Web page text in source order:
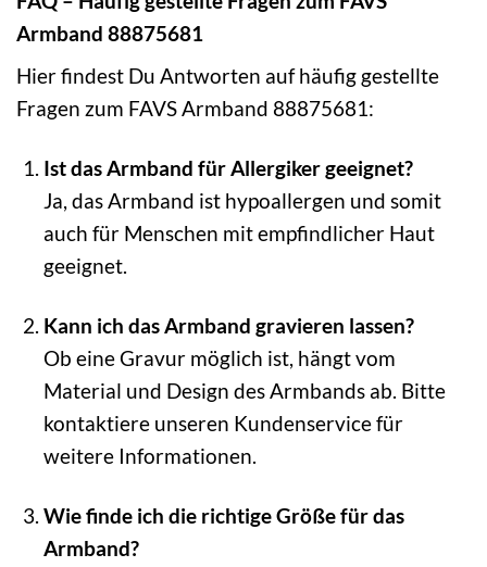
Armband 88875681
Hier findest Du Antworten auf häufig gestellte
Fragen zum FAVS Armband 88875681:
Ist das Armband für Allergiker geeignet?
Ja, das Armband ist hypoallergen und somit
auch für Menschen mit empfindlicher Haut
geeignet.
Kann ich das Armband gravieren lassen?
Ob eine Gravur möglich ist, hängt vom
Material und Design des Armbands ab. Bitte
kontaktiere unseren Kundenservice für
weitere Informationen.
Wie finde ich die richtige Größe für das
Armband?